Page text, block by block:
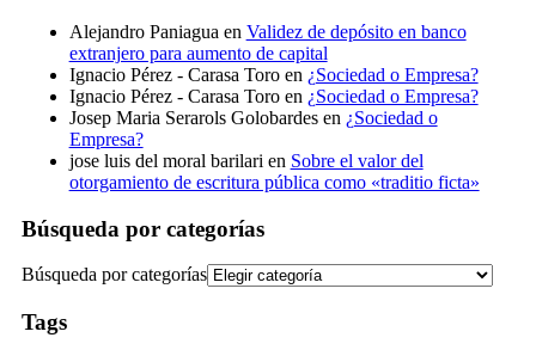
Alejandro Paniagua en Validez de depósito en banco
extranjero para aumento de capital
Ignacio Pérez - Carasa Toroen ¿Sociedad o Empresa?
Ignacio Pérez - Carasa Toroen ¿Sociedad o Empresa?
Josep Maria Serarols Golobardesen ¿Sociedad o
Empresa?
jose luis del moral barilari en Sobre el valor del
otorgamiento de escritura pública como «traditio ficta»
Búsqueda por categorías
Búsqueda por categorías
Tags